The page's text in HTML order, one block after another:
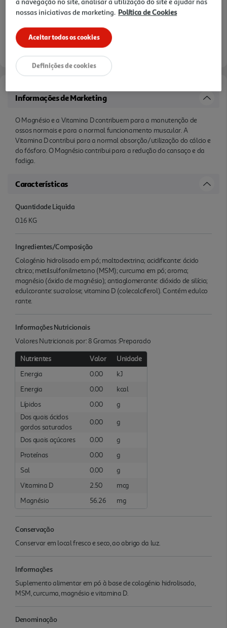
Informações de Marketing
O Magnésio e a Vitamina D contribuem para a manutenção de
ossos normais e para o normal funcionamento muscular. A
Vitamina D contribui para a normal absorção/utilização do cálcio e
do fósforo. O Magnésio contribui para a redução do cansaço e da
fadiga.
Características
Quantidade Liquida
0.16 KG
Ingredientes/Composição
Colagénio hidrolisado em pó; maltodextrina; acidificante: ácido
cítrico; metilsulfonilmetano (MSM); curcuma em pó; aroma;
magnésio (óxido de magnésio); antiaglomerante: dióxido de silício;
edulcorante: sucralose; vitamina D (colecalciferol). Contém edulco
rante.
Informações Nutricionais
Valores Nutricionais por: 8 Gramas :Preparado
Nutrientes Valor
Unidade
Energia
0.00
kJ
Energia
0.00
kcal
Lípidos
0.00
g
Dos quais ácidos
gordos saturados
0.00 g
Dos quais açúcares 0.00
g
Proteínas
0.00
g
Sal
0.00
g
Vitamina D
2.50
mcg
Magnésio
56.26 mg
Conservação
Conservar em local fresco e seco, ao abrigo da luz.
Informações
Suplemento alimentar em pó à base de colagénio hidrolisado,
MSM, curcuma, magnésio e vitamina D.
Denominação
nossas iniciativas de marketing. Política de Cookies
Aceitar todos os cookies
Definições de cookies